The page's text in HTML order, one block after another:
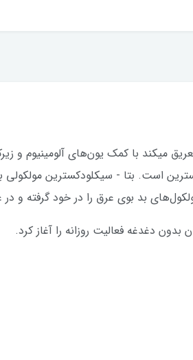
است. بتا - سیکلودکسترین
بد بوی عرق را در خود گرفته و